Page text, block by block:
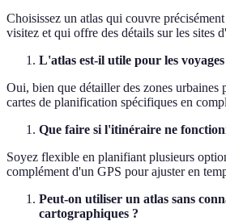
Choisissez un atlas qui couvre
visitez et qui offre des détails sur les sites
L'atlas est-il utile pour les
Oui, bien que détailler des zones urbaines
cartes de planification spécifiques en
Que faire si l'itinéraire ne
Soyez flexible en planifiant plusieurs
complément d'un GPS pour ajuster en
Peut-on utiliser un atlas sans
cartographiques ?